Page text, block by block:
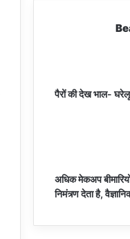
पैरों की देख भाल-
अधिक मेकअप
निमंत्र्ण देता है,